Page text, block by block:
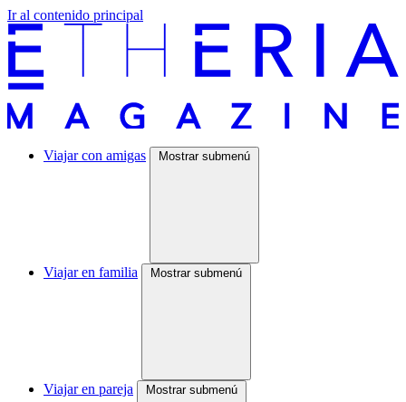
Ir al contenido principal
Viajar con amigas Mostrar submenú
Viajar en familia Mostrar submenú
Viajar en pareja Mostrar submenú